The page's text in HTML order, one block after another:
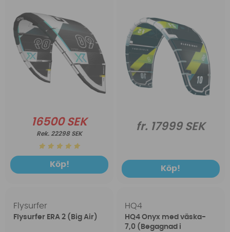
16500 SEK
22298 SEK
Köp!
fr. 17999 SEK
Köp!
Flysurfer
Flysurfer ERA 2 (Big Air)
HQ4
HQ4 Onyx med väska-
7,0 (Begagnad i